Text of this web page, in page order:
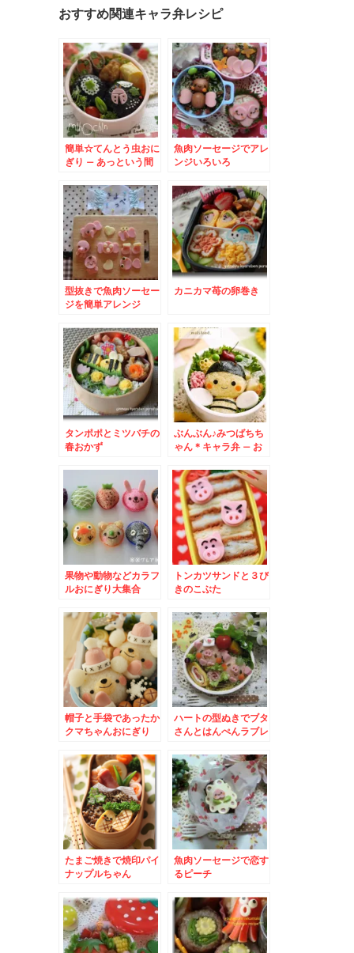
おすすめ関連キャラ弁レシピ
簡単☆てんとう虫おに
ぎり – あっという間
魚肉ソーセージでアレ
ンジいろいろ
型抜きで魚肉ソーセー
ジを簡単アレンジ
カニカマ苺の卵巻き
タンポポとミツバチの
春おかず
ぶんぶん♪みつばちち
ゃん＊キャラ弁 – お
い弁当
果物や動物などカラフ
ルおにぎり大集合
トンカツサンドと３び
きのこぶた
帽子と手袋であったか
クマちゃんおにぎり
ハートの型ぬきでブタ
さんとはんぺんラブレ
たまご焼きで焼印パイ
ナップルちゃん
魚肉ソーセージで恋す
るピーチ